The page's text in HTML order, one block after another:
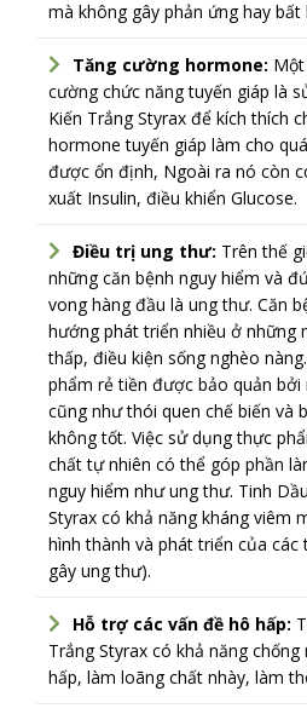
mà không gây phản ứng hay
Tăng cường hormone:
cường chức năng tuyến giáp là
Kiến Trắng Styrax để kích thích
hormone tuyến giáp làm cho
được ổn định, Ngoài ra nó còn
xuất Insulin, điều khiển Glucose.
Điều trị ung thư: Trên thế
những căn bệnh nguy hiểm và
vong hàng đầu là ung thư. Căn
hướng phát triển nhiều ở những
thấp, điều kiện sống nghèo
phẩm rẻ tiền được bảo quản bởi
cũng như thói quen chế biến và
không tốt. Việc sử dụng thực
chất tự nhiên có thể góp phần
nguy hiểm như ung thư. Tinh
Styrax có khả năng kháng viêm
hình thành và phát triển của các
gây ung thư).
Hỗ trợ các vấn đề hô hấp:
Trắng Styrax có khả năng
hấp, làm loãng chất nhày, làm